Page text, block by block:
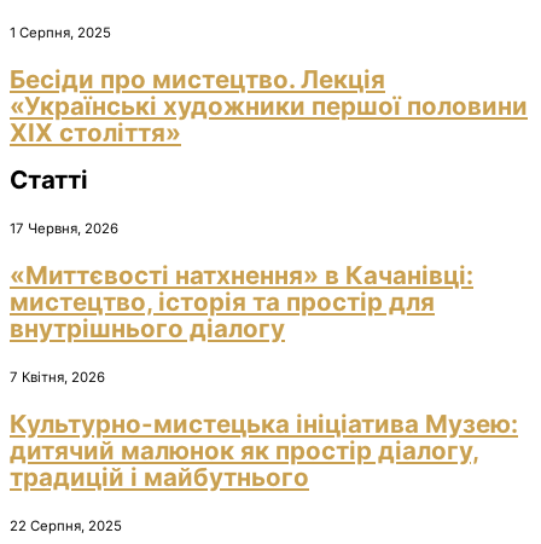
1 Серпня, 2025
Бесіди про мистецтво. Лекція
«Українські художники першої половини
ХІХ століття»
Статті
17 Червня, 2026
«Миттєвості натхнення» в Качанівці:
мистецтво, історія та простір для
внутрішнього діалогу
7 Квітня, 2026
Культурно-мистецька ініціатива Музею:
дитячий малюнок як простір діалогу,
традицій і майбутнього
22 Серпня, 2025